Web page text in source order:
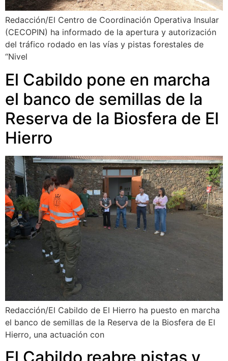
Redacción/El Centro de Coordinación Operativa Insular
(CECOPIN) ha informado de la apertura y autorización
del tráfico rodado en las vías y pistas forestales de
“Nivel
El Cabildo pone en marcha
el banco de semillas de la
Reserva de la Biosfera de El
Hierro
Redacción/El Cabildo de El Hierro ha puesto en marcha
el banco de semillas de la Reserva de la Biosfera de El
Hierro, una actuación con